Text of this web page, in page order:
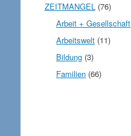
ZEITMANGEL(76)
Arbeit + Gesellschaft
Arbeitswelt (11)
Bildung (3)
Familien (66)